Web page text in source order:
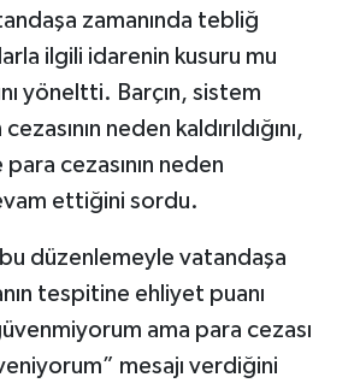
zamanında tebliğ
ilgili idarenin kusuru mu
yöneltti. Barçın, sistem
neden kaldırıldığını,
cezasının neden
ettiğini sordu.
bu düzenlemeyle vatandaşa
tespitine ehliyet puanı
ama para cezası
mesajı verdiğini